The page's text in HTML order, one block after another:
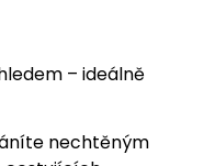
– ideálně
nechtěným